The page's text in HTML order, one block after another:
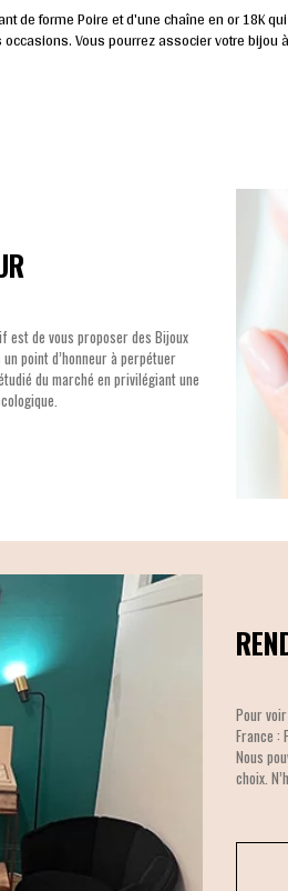
de forme Poire et d'une chaîne en or
Vous pourrez associer votre bijou
est de vous proposer des Bijoux
point d’honneur à perpétuer
du marché en privilégiant une
Pour
France :
Nous
choix.